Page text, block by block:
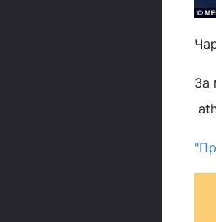
За